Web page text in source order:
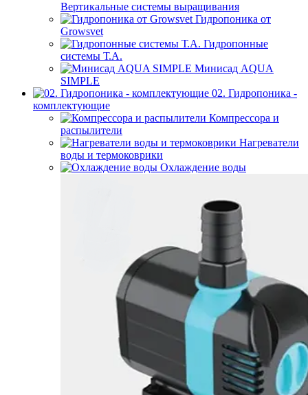
Вертикальные системы выращивания
Гидропоника от
Growsvet
Гидропонные
системы Т.A.
Минисад AQUA
SIMPLE
02. Гидропоника -
комплектующие
Компрессора и
распылители
Нагреватели
воды и термоковрики
Охлаждение воды